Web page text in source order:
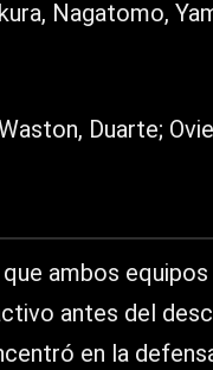
Nagatomo,
Duarte;
ambos
antes del
en la